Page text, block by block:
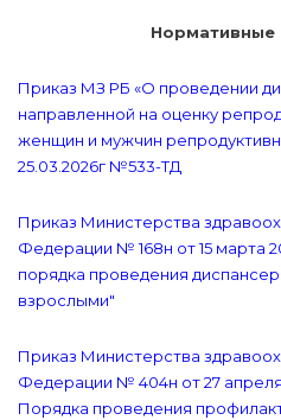
Нормативные
Приказ МЗ РБ «О проведении
направленной на оценку
женщин и мужчин
25.03.2026г №533-ТД
Приказ Министерства
Федерации № 168н от 15 марта
порядка проведения
взрослыми"
Приказ Министерства
Федерации № 404н от 27
Порядка проведения